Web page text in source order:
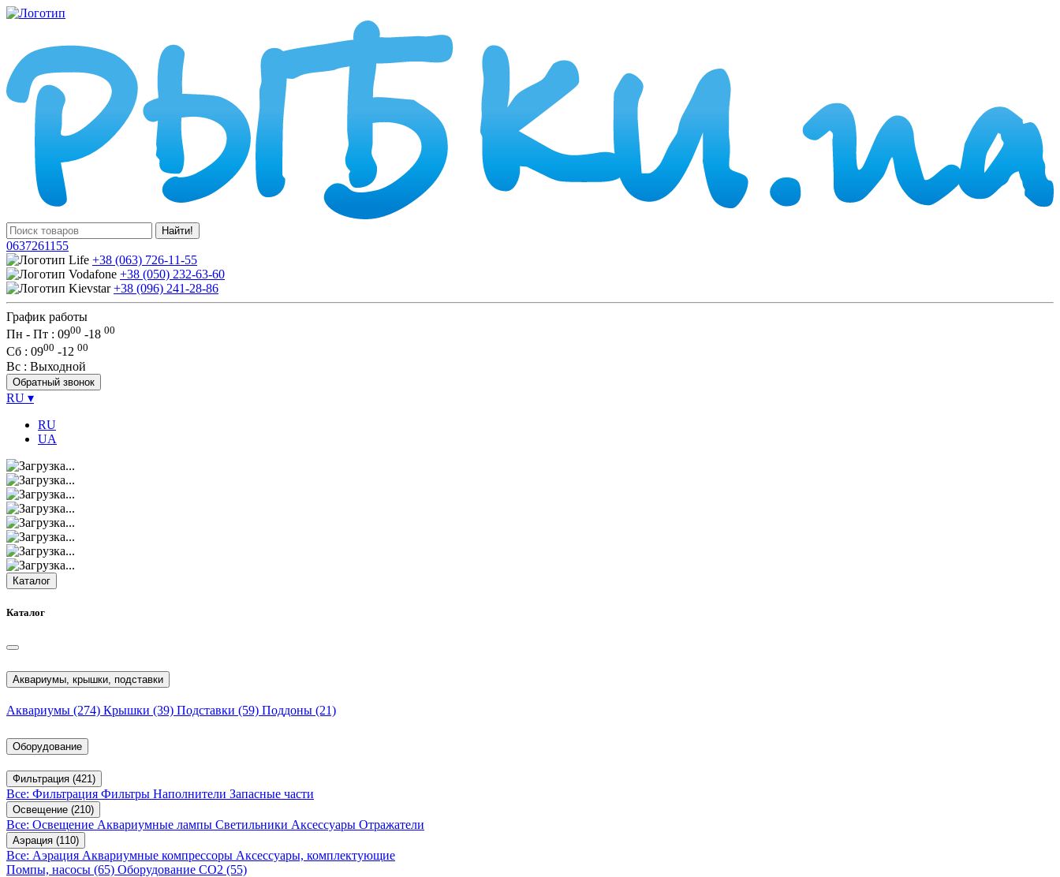
Найти!
0637261155
+38 (063) 726-11-55
+38 (050) 232-63-60
+38 (096) 241-28-86
График работы
Пн - Пт : 0900 -18 00
Сб : 0900 -12 00
Вс : Выходной
Обратный звонок
RU ▾
RU
UA
Каталог
Каталог
Аквариумы, крышки, подставки
Аквариумы (274) Крышки (39) Подставки (59) Поддоны (21)
Оборудование
Фильтрация (421)
Все: Фильтрация Фильтры Наполнители Запасные части
Освещение (210)
Все: Освещение Аквариумные лампы Светильники Аксессуары Отражатели
Аэрация (110)
Все: Аэрация Аквариумные компрессоры Аксессуары, комплектующие
Помпы, насосы (65) Оборудование CO2 (55)